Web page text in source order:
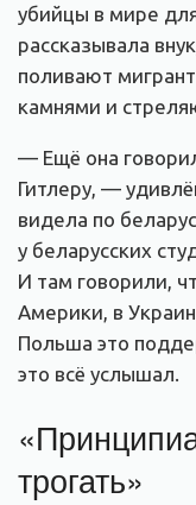
убийцы в мире
рассказывала
поливают
камнями и
— Ещё она
Гитлеру, —
видела по
у беларусских
И там говорили,
Америки, в
Польша это
это всё услышал.
трогать»